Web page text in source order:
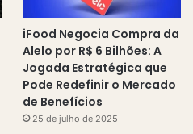
iFood Negocia Compra da
Alelo por R$ 6 Bilhões: A
Jogada Estratégica que
Pode Redefinir o Mercado
de Benefícios
25 de julho de 2025